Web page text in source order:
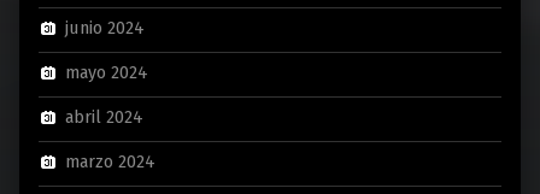
junio 2024
mayo 2024
abril 2024
marzo 2024